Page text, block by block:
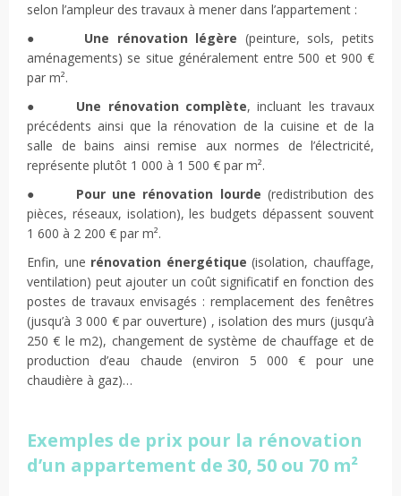
selon l’ampleur des travaux à mener dans l’appartement :
● Une rénovation légère (peinture, sols, petits
aménagements) se situe généralement entre 500 et 900 €
par m².
● Une rénovation complète, incluant les travaux
précédents ainsi que la rénovation de la cuisine et de la
salle de bains ainsi remise aux normes de l’électricité,
représente plutôt 1 000 à 1 500 € par m².
● Pour une rénovation lourde (redistribution des
pièces, réseaux, isolation), les budgets dépassent souvent
1 600 à 2 200 € par m².
Enfin, une rénovation énergétique (isolation, chauffage,
ventilation) peut ajouter un coût significatif en fonction des
postes de travaux envisagés : remplacement des fenêtres
(jusqu’à 3 000 € par ouverture) , isolation des murs (jusqu’à
250 € le m2), changement de système de chauffage et de
production d’eau chaude (environ 5 000 € pour une
chaudière à gaz)…
Exemples de prix pour la rénovation
d’un appartement de 30, 50 ou 70 m²